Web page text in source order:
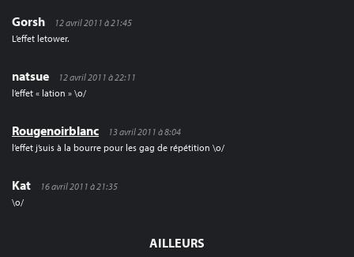
Gorsh
12 avril 2011 à 21:45
L’effet letower.
natsue
12 avril 2011 à 22:11
l’effet « lation » \o/
Rougenoirblanc
13 avril 2011 à 8:04
l’effet j’suis à la bourre pour les gag de répétition \o/
Kat
16 avril 2011 à 21:35
\o/
AILLEURS